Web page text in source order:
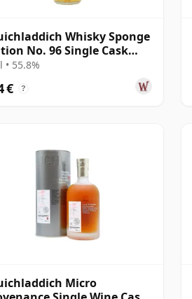
Whisky Sponge
No. 96 Single Cask
19 años
• 55.8%
€ ?
Micro